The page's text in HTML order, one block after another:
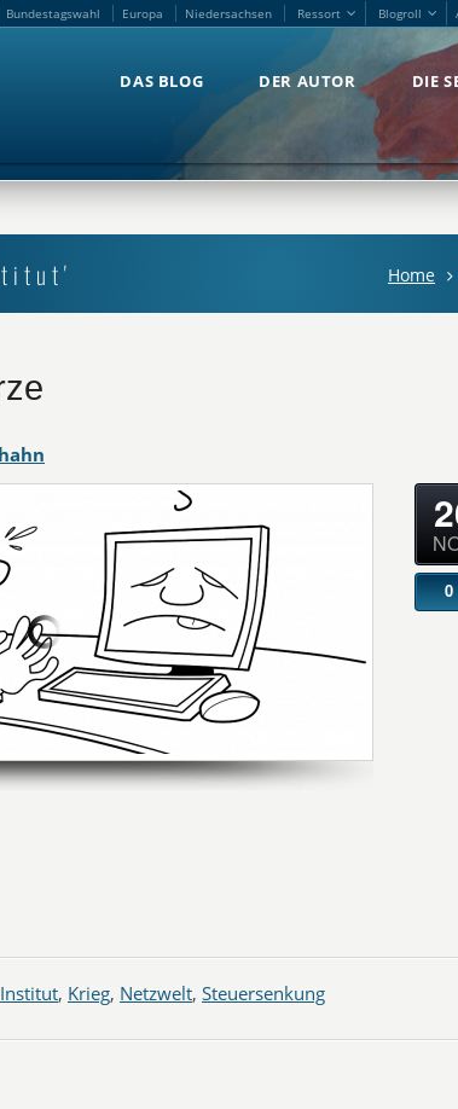
Bundestagswahl Europa Niedersachsen Ressort Blogroll
DAS BLOG DER AUTOR DIE
Home
0
, Krieg, Netzwelt, Steuersenkung
Bundestagswahl Europa Niedersachsen Ressort Blogroll
DAS BLOG DER AUTOR DIE